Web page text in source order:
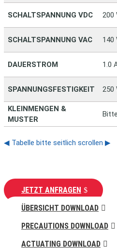
SCHALTSPANNUNG VDC 200
SCHALTSPANNUNG VAC 140
DAUERSTROM 1.0
SPANNUNGSFESTIGKEIT 250
KLEINMENGEN &
MUSTER
◀ Tabelle bitte seitlich scrollen ▶
JETZT ANFRAGEN
ÜBERSICHT DOWNLOAD
PRECAUTIONS DOWNLOAD
ACTUATING DOWNLOAD